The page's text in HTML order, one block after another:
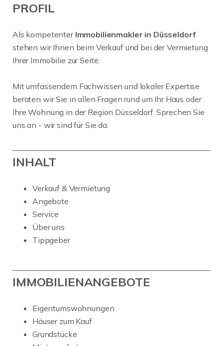
PROFIL
Als kompetenter Immobilienmakler in Düsseldorf
stehen wir Ihnen beim Verkauf und bei der Vermietung
Ihrer Immobilie zur Seite.
Mit umfassendem Fachwissen und lokaler Expertise
beraten wir Sie in allen Fragen rund um Ihr Haus oder
Ihre Wohnung in der Region Düsseldorf. Sprechen Sie
uns an - wir sind für Sie da.
INHALT
Verkauf & Vermietung
Angebote
Service
Über uns
Tippgeber
IMMOBILIENANGEBOTE
Eigentumswohnungen
Häuser zum Kauf
Grundstücke